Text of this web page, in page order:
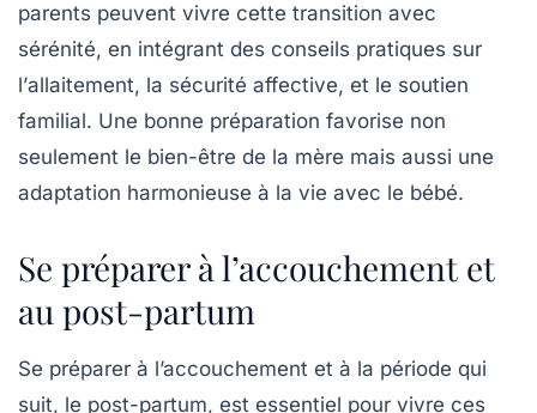
parents peuvent vivre cette transition avec
sérénité, en intégrant des conseils pratiques sur
l’allaitement, la sécurité affective, et le soutien
familial. Une bonne préparation favorise non
seulement le bien-être de la mère mais aussi une
adaptation harmonieuse à la vie avec le bébé.
Se préparer à l’accouchement et
au post-partum
Se préparer à l’accouchement et à la période qui
suit, le post-partum, est essentiel pour vivre ces